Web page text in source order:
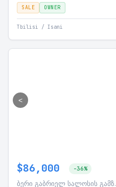
SALE OWNER
Tbilisi / Isani
<
$86,000 -36%
ბერი გაბრიელ სალოსის გამზ.